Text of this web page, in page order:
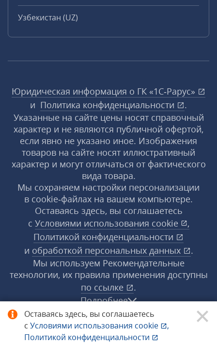
Оставаясь здесь, вы соглашаетесь
с Условиями использования cookie
,
Политикой конфиденциальности
Узбекистан (UZ)
Юридическая информация о ГК «1С‑Рарус»
и Политика конфиденциальности
.
Указанные на сайте цены носят справочный
характер и не являются публичной офертой,
если явно не указано иное. Изображения
товаров на сайте носят иллюстративный
характер и могут отличаться от фактического
вида товара.
Мы сохраняем настройки персонализации
в cookie‑файлах на вашем компьютере.
Оставаясь здесь, вы соглашаетесь
с Условиями использования cookie
,
Политикой конфиденциальности
и обработкой персональных данных
.
Мы используем Рекомендательные
технологии, их правила применения доступны
по ссылке
.
Подробнее
© 1998−2026 «1С‑Рарус» ®. Все права